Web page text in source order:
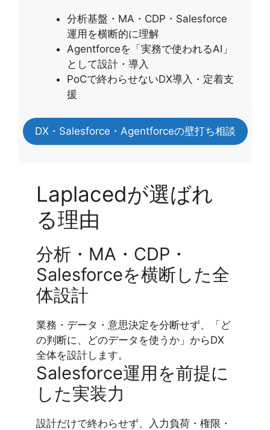
分析基盤・MA・CDP・Salesforce
運用を横断的に理解
Agentforceを「実務で使われるAI」
として設計・導入
PoCで終わらせないDX導入・定着支
援
DX・Salesforce・Agentforceの壁打ち相談
Laplacedが選ばれ
る理由
分析・MA・CDP・
Salesforceを横断した全
体設計
業務・データ・意思決定を分断せず、「ど
の判断に、どのデータを使うか」からDX
全体を設計します。
Salesforce運用を前提に
した実装力
設計だけで終わらせず、入力負荷・権限・